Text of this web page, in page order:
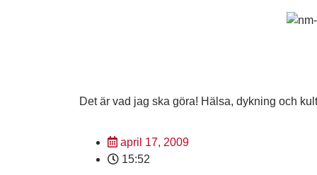
Det är vad jag ska göra! Hälsa, dykning och
april 17, 2009
15:52